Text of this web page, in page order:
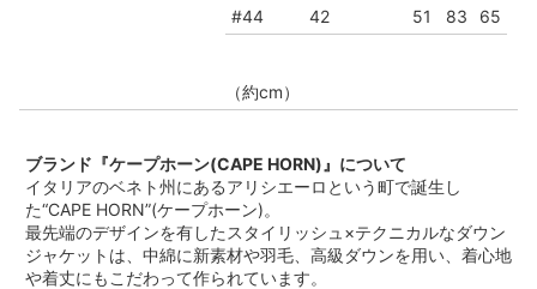
#44
42 51 83 65
（約cm）
ブランド『ケープホーン(CAPE HORN)』について
イタリアのベネト州にあるアリシエーロという町で誕生し
た“CAPE HORN”(ケープホーン)。
最先端のデザインを有したスタイリッシュ×テクニカルなダウン
ジャケットは、中綿に新素材や羽毛、高級ダウンを用い、着心地
や着丈にもこだわって作られています。